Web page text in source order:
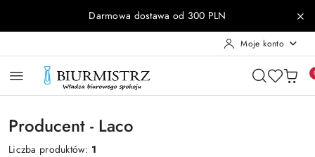
Przejdź do treści głównej
Przejdź do wyszukiwarki
Przejdź do moje konto
Przejdź do menu głównego
Przejdź do stopkiDarmowa dostawa od 300 PLN
Moje konto
Producent - Laco
Liczba produktów: 1